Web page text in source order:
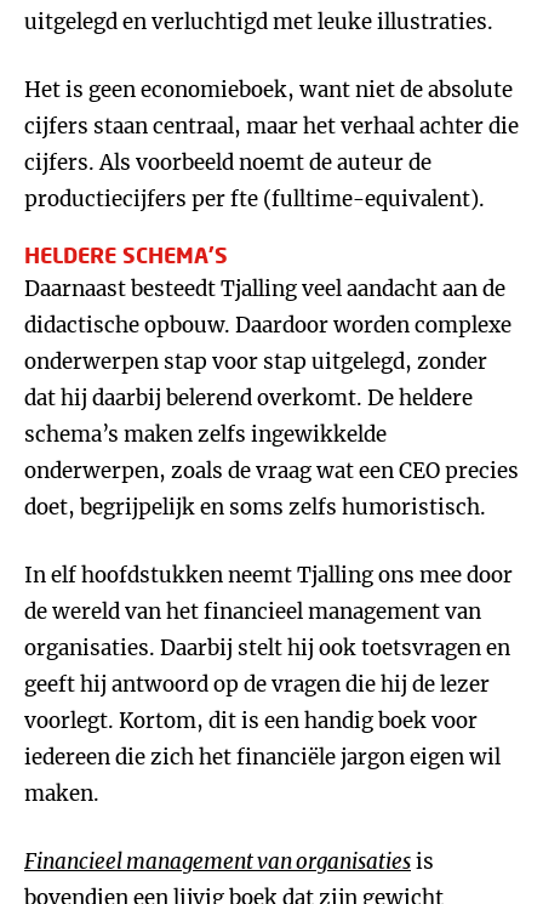
uitgelegd en verluchtigd met leuke illustraties.
Het is geen economieboek, want niet de absolute
cijfers staan centraal, maar het verhaal achter die
cijfers. Als voorbeeld noemt de auteur de
productiecijfers per fte (fulltime-equivalent).
HELDERE SCHEMA’S
Daarnaast besteedt Tjalling veel aandacht aan de
didactische opbouw. Daardoor worden complexe
onderwerpen stap voor stap uitgelegd, zonder
dat hij daarbij belerend overkomt. De heldere
schema’s maken zelfs ingewikkelde
onderwerpen, zoals de vraag wat een CEO precies
doet, begrijpelijk en soms zelfs humoristisch.
In elf hoofdstukken neemt Tjalling ons mee door
de wereld van het financieel management van
organisaties. Daarbij stelt hij ook toetsvragen en
geeft hij antwoord op de vragen die hij de lezer
voorlegt. Kortom, dit is een handig boek voor
iedereen die zich het financiële jargon eigen wil
maken.
Financieel management van organisatiesis
bovendien een lijvig boek dat zijn gewicht